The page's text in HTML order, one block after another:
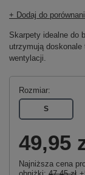
+ Dodaj do
Skarpety idealne do
utrzymują doskonale
wentylacji.
Rozmiar
S
49,95
Najniższa cena